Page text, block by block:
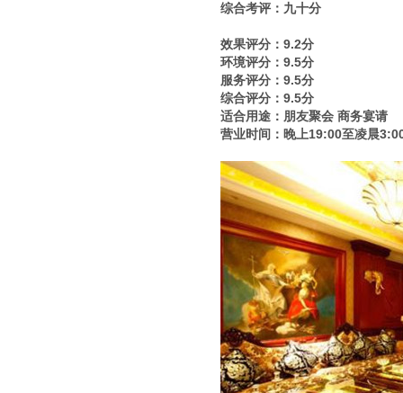
综合考评：九十分
效果评分：9.2分
环境评分：9.5分
服务评分：9.5分
综合评分：9.5分
适合用途：朋友聚会 商务宴请
营业时间：晚上19:00至凌晨